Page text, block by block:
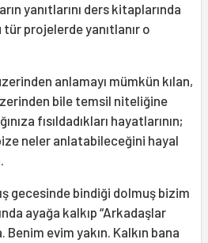
yanıtlarını ders kitaplarında
tür projelerde yanıtlanır o
anlamayı mümkün kılan,
bile temsil niteliğine
fısıldadıkları hayatlarının;
neler anlatabileceğini hayal
gecesinde bindiği dolmuş bizim
ayağa kalkıp “Arkadaşlar
Benim evim yakın. Kalkın bana